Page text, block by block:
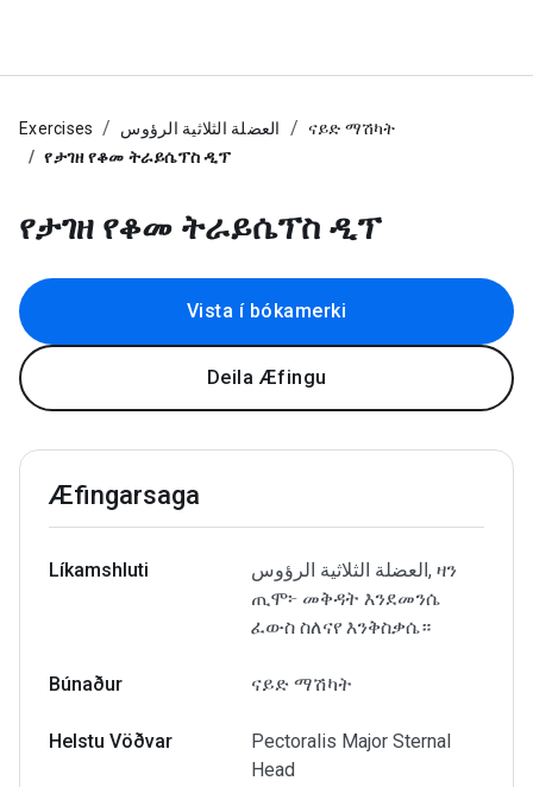
Exercises العضلة الثلاثية الرؤوس
ናይድ ማሽካት
የታገዘ የቆመ ትራይሴፕስ ዲፕ
የታገዘ የቆመ ትራይሴፕስ ዲፕ
Vista í bókamerki
Deila Æfingu
Æfingarsaga
Líkamshluti
العضلة الثلاثية الرؤوس, ዛን
ጢሞ፦ መቅዳት እንደመንሴ
ፈውስ ስለናየ እንቅስቃሴ።
Búnaður ናይድ ማሽካት
Helstu Vöðvar
Pectoralis Major Sternal
Head